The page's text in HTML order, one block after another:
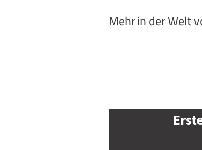
Mehr in der Welt